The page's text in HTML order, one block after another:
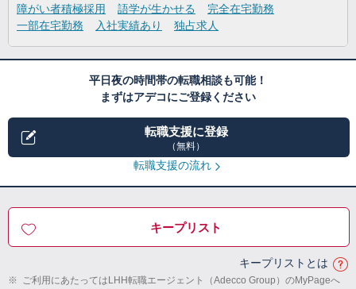
障がい者積極採用
語学が生かせる
完全在宅勤務
一部在宅勤務
入社実績あり 独占求人
平日夜の時間帯の転職相談も可能！
まずはアデコにご登録ください
転職支援に登録
（無料）
転職支援の流れ
キープリスト
キープリストとは
※ ご利用にあたってはLHH転職エージェント（Adecco Group）のMyPageへ